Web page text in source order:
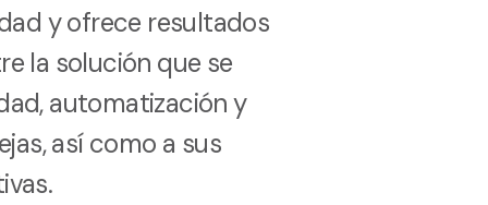
y ofrece resultados
la solución que se
automatización y
así como a sus